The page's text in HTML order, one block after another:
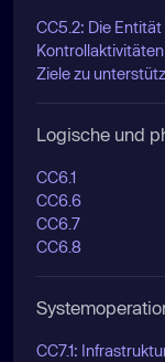
CC5.2: Die
Ziele zu
Logische und
CC6.1
CC6.6
CC6.7
CC6.8
CC7.1: